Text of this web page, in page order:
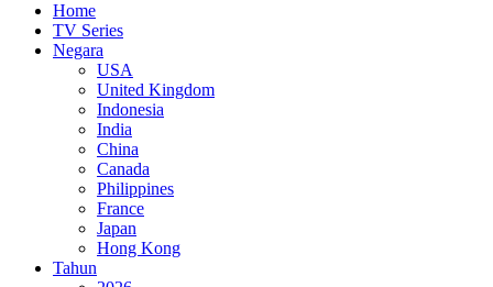
Home
TV Series
Negara
USA
United Kingdom
Indonesia
India
China
Canada
Philippines
France
Japan
Hong Kong
Tahun